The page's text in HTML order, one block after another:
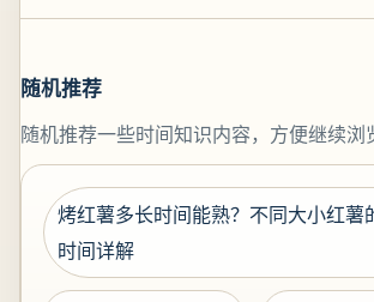
随机推荐
随机推荐一些时间知识内容，方便继续浏
烤红薯多长时间能熟？不同大小红薯
时间详解